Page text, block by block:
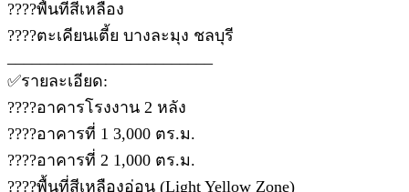
????พื้นที่สีเหลือง
????ตะเคียนเตี้ย บางละมุง ชลบุรี
✅รายละเอียด:
????อาคารโรงงาน 2 หลัง
????อาคารที่ 1 3,000 ตร.ม.
????อาคารที่ 2 1,000 ตร.ม.
????พื้นที่สีเหลืองอ่อน (Light Yellow Zone)